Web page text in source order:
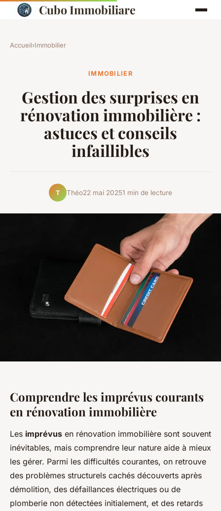
Cubo Immobiliare
Accueil›Immobilier
IMMOBILIER
Gestion des surprises en
rénovation immobilière :
astuces et conseils
infaillibles
T Théo22 mai 20251 min de lecture
Comprendre les imprévus courants
en rénovation immobilière
Les imprévus en rénovation immobilière sont souvent
inévitables, mais comprendre leur nature aide à mieux
les gérer. Parmi les difficultés courantes, on retrouve
des problèmes structurels cachés découverts après
démolition, des défaillances électriques ou de
plomberie non détectées initialement, et des retards